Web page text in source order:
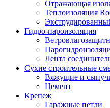
Отражающая
Теплоизоляция
Гидро-пароизоляция
Лента
Сухие строительные
Вяжущие и
Цемент
Крепеж
Гаражные петли